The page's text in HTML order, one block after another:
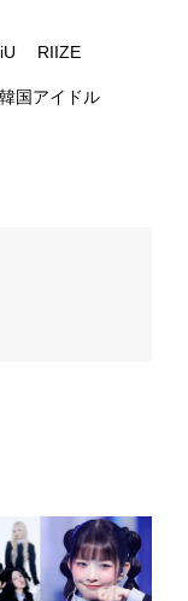
RIIZE
韓国アイドル